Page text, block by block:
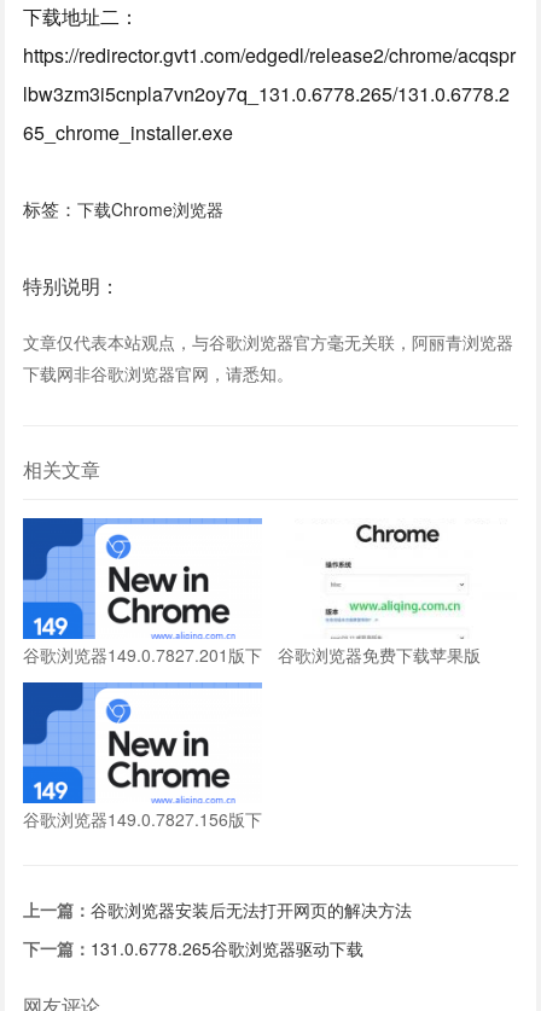
下载地址二：
https://redirector.gvt1.com/edgedl/release2/chrome/acqspr
lbw3zm3i5cnpla7vn2oy7q_131.0.6778.265/131.0.6778.2
65_chrome_installer.exe
标签：下载Chrome浏览器
特别说明：
文章仅代表本站观点，与谷歌浏览器官方毫无关联，阿丽青浏览器
下载网非谷歌浏览器官网，请悉知。
相关文章
谷歌浏览器149.0.7827.201版下
载
谷歌浏览器免费下载苹果版
谷歌浏览器149.0.7827.156版下
上一篇：谷歌浏览器安装后无法打开网页的解决方法
下一篇： 131.0.6778.265谷歌浏览器驱动下载